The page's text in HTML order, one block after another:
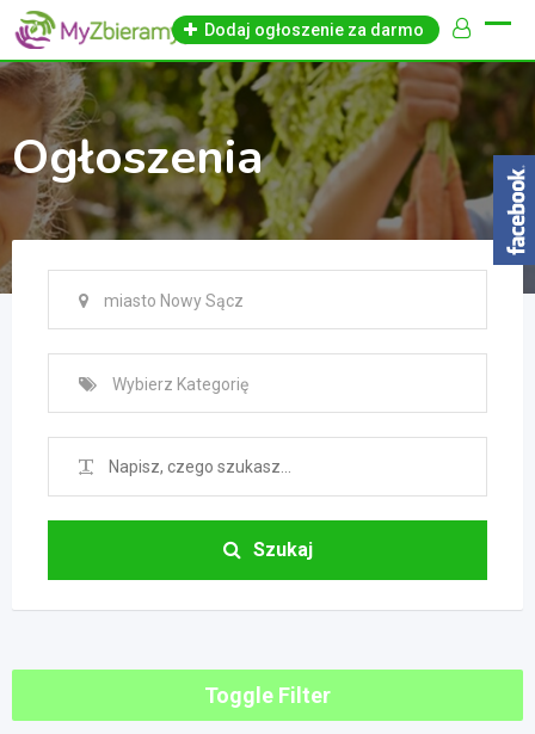
Skip
content
Dodaj ogłoszenie za darmo
Ogłoszenia
miasto Nowy Sącz
Wybierz Kategorię
Szukaj
Toggle Filter